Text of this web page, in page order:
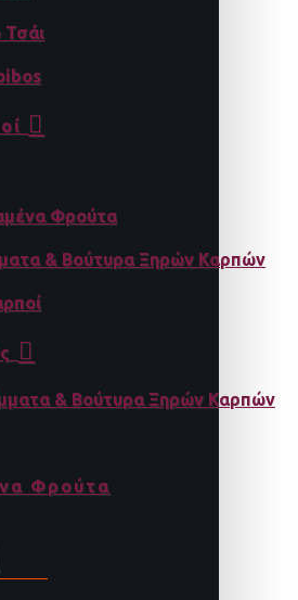
Τσάι
Φρούτα
& Βούτυρα Ξηρών Καρπών
& Βούτυρα Ξηρών Καρπών
Φρούτα